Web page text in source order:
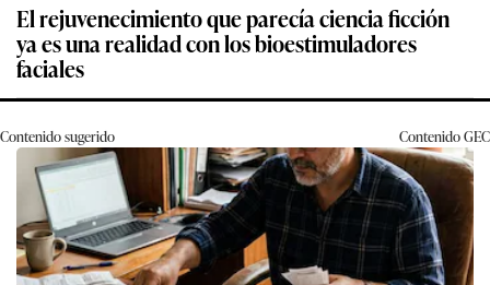
El rejuvenecimiento que parecía ciencia ficción
ya es una realidad con los bioestimuladores
faciales
Contenido sugerido ContenidoGEC